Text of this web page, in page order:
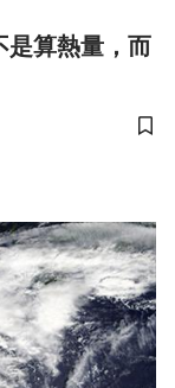
是算熱量，而
儲